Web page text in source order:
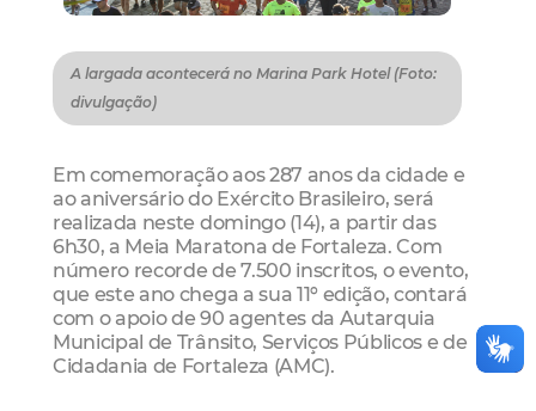
A largada acontecerá no Marina Park Hotel (Foto:
divulgação)
Em comemoração aos 287 anos da cidade e
ao aniversário do Exército Brasileiro, será
realizada neste domingo (14), a partir das
6h30, a Meia Maratona de Fortaleza. Com
número recorde de 7.500 inscritos, o evento,
que este ano chega a sua 11º edição, contará
com o apoio de 90 agentes da Autarquia
Municipal de Trânsito, Serviços Públicos e de
Cidadania de Fortaleza (AMC).